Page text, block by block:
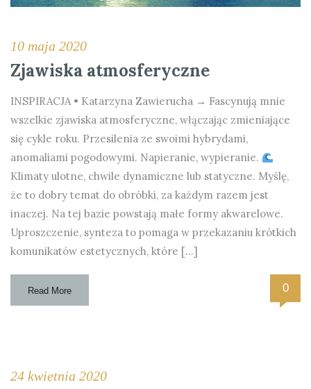
10 maja 2020
Zjawiska atmosferyczne
INSPIRACJA • Katarzyna Zawierucha → Fascynują mnie
wszelkie zjawiska atmosferyczne, włączając zmieniające
się cykle roku. Przesilenia ze swoimi hybrydami,
anomaliami pogodowymi. Napieranie, wypieranie.
Klimaty ulotne, chwile dynamiczne lub statyczne. Myślę,
że to dobry temat do obróbki, za każdym razem jest
inaczej. Na tej bazie powstają małe formy akwarelowe.
Uproszczenie, synteza to pomaga w przekazaniu krótkich
komunikatów estetycznych, które […]
Read More 0
24 kwietnia 2020